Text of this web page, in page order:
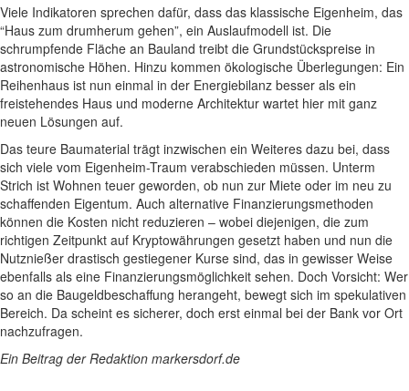
Viele Indikatoren sprechen dafür, dass das klassische Eigenheim, das
“Haus zum drumherum gehen”, ein Auslaufmodell ist. Die
schrumpfende Fläche an Bauland treibt die Grundstückspreise in
astronomische Höhen. Hinzu kommen ökologische Überlegungen: Ein
Reihenhaus ist nun einmal in der Energiebilanz besser als ein
freistehendes Haus und moderne Architektur wartet hier mit ganz
neuen Lösungen auf.
Das teure Baumaterial trägt inzwischen ein Weiteres dazu bei, dass
sich viele vom Eigenheim-Traum verabschieden müssen. Unterm
Strich ist Wohnen teuer geworden, ob nun zur Miete oder im neu zu
schaffenden Eigentum. Auch alternative Finanzierungsmethoden
können die Kosten nicht reduzieren – wobei diejenigen, die zum
richtigen Zeitpunkt auf Kryptowährungen gesetzt haben und nun die
Nutznießer drastisch gestiegener Kurse sind, das in gewisser Weise
ebenfalls als eine Finanzierungsmöglichkeit sehen. Doch Vorsicht: Wer
so an die Baugeldbeschaffung herangeht, bewegt sich im spekulativen
Bereich. Da scheint es sicherer, doch erst einmal bei der Bank vor Ort
nachzufragen.
Ein Beitrag der Redaktion markersdorf.de